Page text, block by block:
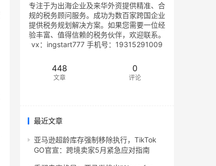
专注于为出海企业及来华外资提供精准、合
规的税务顾问服务。成功为数百家跨国企业
提供税务规划解决方案。如果您需要一位经
验丰富、值得信赖的税务伙伴，欢迎联系。
vx：ingstart777 手机号：19315291009
448
文章
0
评论
最近文章
亚马逊超龄库存强制移除执行，TikTok
GO官宣：跨境卖家5月紧急应对指南